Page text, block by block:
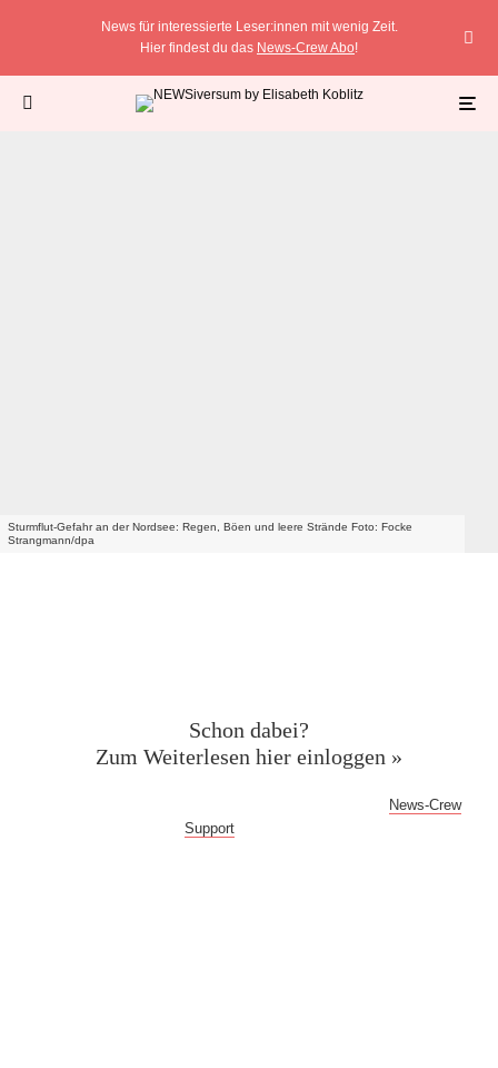
News für interessierte Leser:innen mit wenig Zeit.
Hier findest du das News-Crew Abo!
Sturmflut-Gefahr an der Nordsee: Regen, Böen und leere Strände Foto: Focke
Strangmann/dpa
Schon dabei?
Zum Weiterlesen hier einloggen »
News-Crew
Support